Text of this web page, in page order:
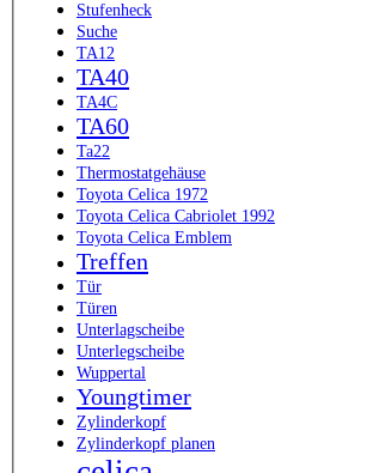
Stufenheck
Suche
TA12
TA40
TA4C
TA60
Ta22
Thermostatgehäuse
Toyota Celica 1972
Toyota Celica Cabriolet 1992
Toyota Celica Emblem
Treffen
Tür
Türen
Unterlagscheibe
Unterlegscheibe
Wuppertal
Youngtimer
Zylinderkopf
Zylinderkopf planen